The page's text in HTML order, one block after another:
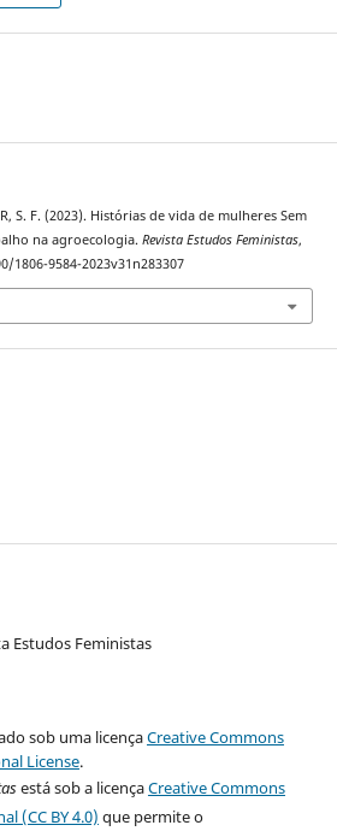
S. F. (2023). Histórias de vida de mulheres Sem
na agroecologia. Revista Estudos Feministas,
9584-2023v31n283307
Estudos Feministas
sob uma licençaCreative Commons
License.
está sob a licençaCreative Commons
(CC BY 4.0) que permite o